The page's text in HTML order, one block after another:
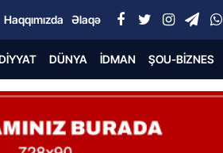
Haqqımızda Əlaqə
DÜNYA İDMAN ŞOU-BIZNES